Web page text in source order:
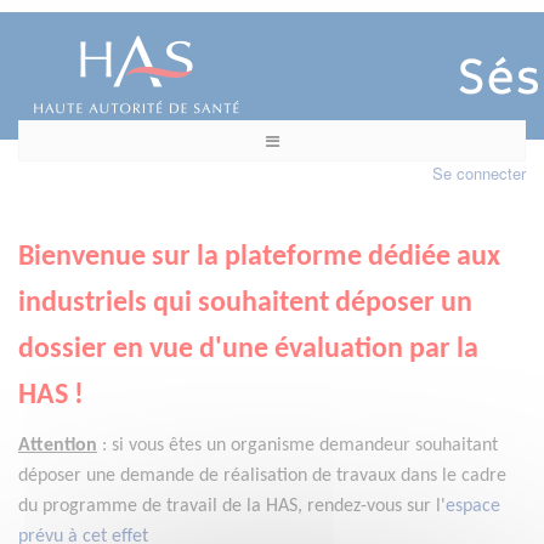
Se connecter
Bienvenue sur la plateforme dédiée aux
industriels qui souhaitent déposer un
dossier en vue d'une évaluation par la
HAS !
Attention : si vous êtes un organisme demandeur souhaitant
déposer une demande de réalisation de travaux dans le cadre
du programme de travail de la HAS, rendez-vous sur l'espace
prévu à cet effet